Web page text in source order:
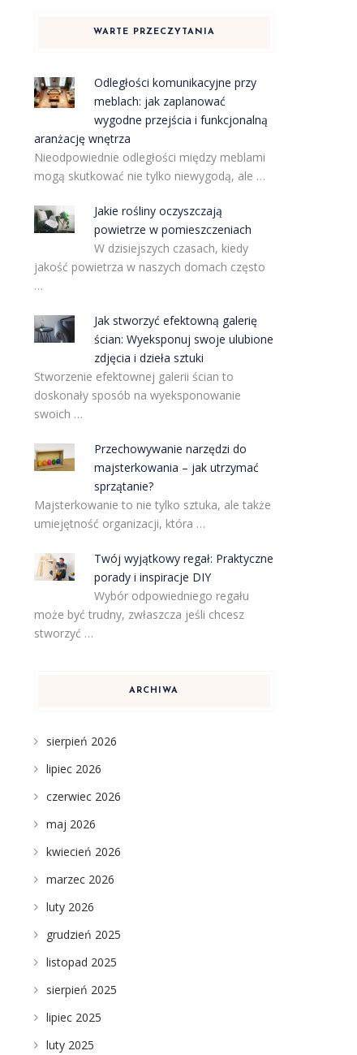
WARTE PRZECZYTANIA
Odległości komunikacyjne przy
meblach: jak zaplanować
wygodne przejścia i funkcjonalną
aranżację wnętrza
Nieodpowiednie odległości między meblami
mogą skutkować nie tylko niewygodą, ale …
Jakie rośliny oczyszczają
powietrze w pomieszczeniach
W dzisiejszych czasach, kiedy
jakość powietrza w naszych domach często
…
Jak stworzyć efektowną galerię
ścian: Wyeksponuj swoje ulubione
zdjęcia i dzieła sztuki
Stworzenie efektownej galerii ścian to
doskonały sposób na wyeksponowanie
swoich …
Przechowywanie narzędzi do
majsterkowania – jak utrzymać
sprzątanie?
Majsterkowanie to nie tylko sztuka, ale także
umiejętność organizacji, która …
Twój wyjątkowy regał: Praktyczne
porady i inspiracje DIY
Wybór odpowiedniego regału
może być trudny, zwłaszcza jeśli chcesz
stworzyć …
ARCHIWA
sierpień 2026
lipiec 2026
czerwiec 2026
maj 2026
kwiecień 2026
marzec 2026
luty 2026
grudzień 2025
listopad 2025
sierpień 2025
lipiec 2025
luty 2025